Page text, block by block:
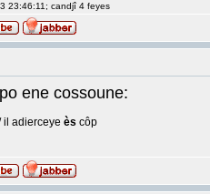
23:46:11; candjî 4 feyes
ene cossoune:
il adierceye ès côp